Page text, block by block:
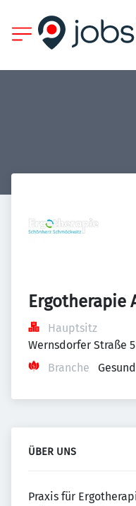
Ergotherapie
Hauptsitz
Wernsdorfer Straße
Branche
ÜBER UNS
Praxis für